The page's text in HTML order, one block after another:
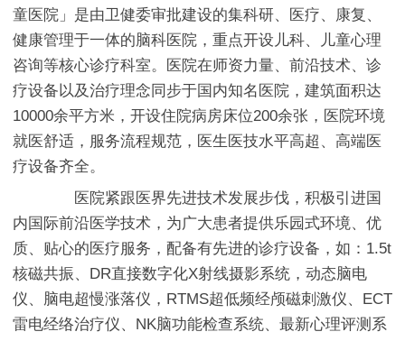
童医院」是由卫健委审批建设的集科研、医疗、康复、
健康管理于一体的脑科医院，重点开设儿科、儿童心理
咨询等核心诊疗科室。医院在师资力量、前沿技术、诊
疗设备以及治疗理念同步于国内知名医院，建筑面积达
10000余平方米，开设住院病房床位200余张，医院环境
就医舒适，服务流程规范，医生医技水平高超、高端医
疗设备齐全。
医院紧跟医界先进技术发展步伐，积极引进国
内国际前沿医学技术，为广大患者提供乐园式环境、优
质、贴心的医疗服务，配备有先进的诊疗设备，如：1.5t
核磁共振、DR直接数字化X射线摄影系统，动态脑电
仪、脑电超慢涨落仪，RTMS超低频经颅磁刺激仪、ECT
雷电经络治疗仪、NK脑功能检查系统、最新心理评测系